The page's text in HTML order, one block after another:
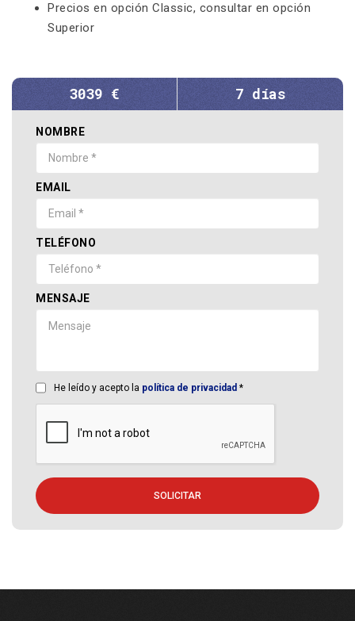
Precios en opción Classic, consultar en opción
Superior
3039 € 7 días
NOMBRE
EMAIL
TELÉFONO
MENSAJE
He leído y acepto la política de privacidad *
SOLICITAR